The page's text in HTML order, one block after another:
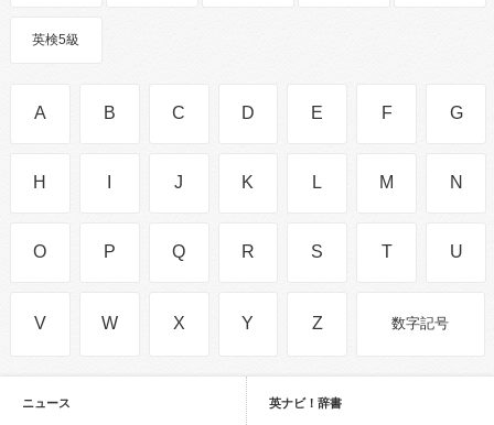
英検5級
A B C D E F G
H J K L M N
O P Q R S T U
V W X Y Z 数字記号
ニュース 英ナビ！辞書